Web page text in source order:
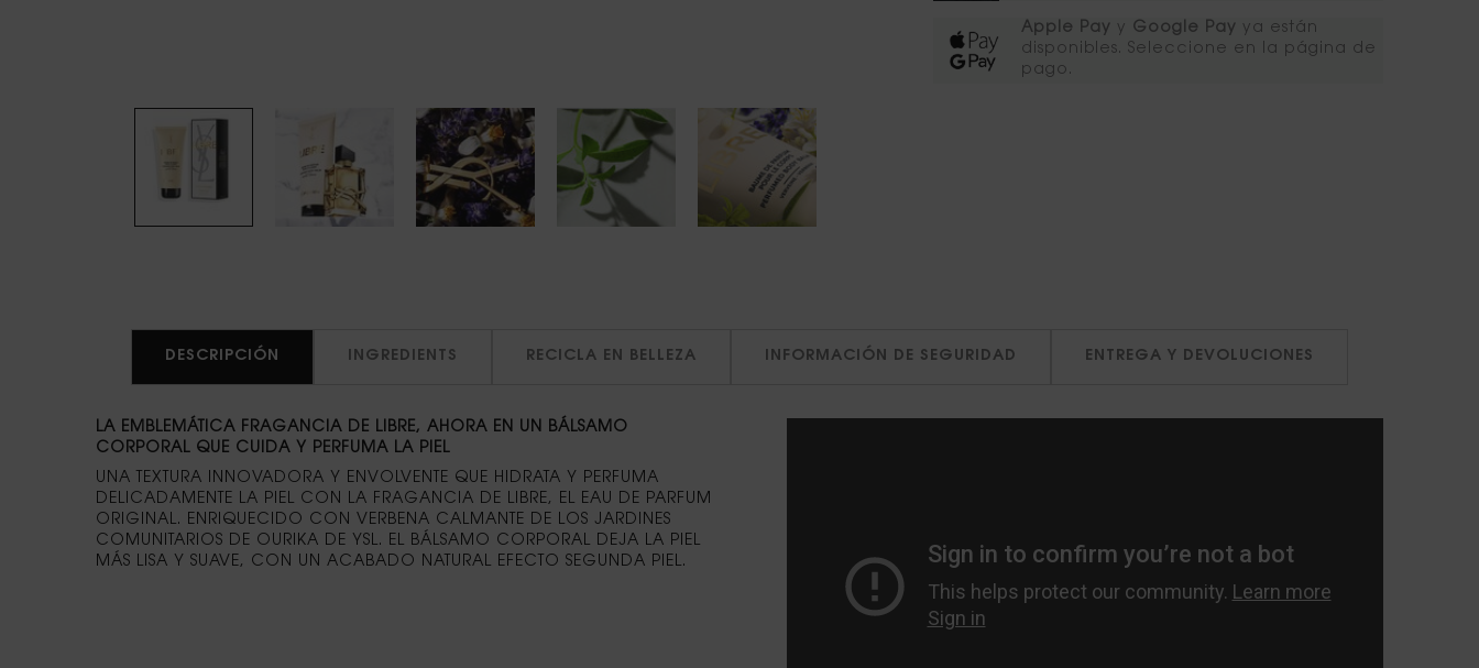
Apple Pay y Google Pay ya están
disponibles. Seleccione en la página de
pago.​
DESCRIPCIÓN INGREDIENTS RECICLA EN BELLEZA INFORMACIÓN DE SEGURIDAD ENTREGA Y DEVOLUCIONES
LA EMBLEMÁTICA FRAGANCIA DE LIBRE, AHORA EN UN BÁLSAMO
CORPORAL QUE CUIDA Y PERFUMA LA PIEL
UNA TEXTURA INNOVADORA Y ENVOLVENTE QUE HIDRATA Y PERFUMA
DELICADAMENTE LA PIEL CON LA FRAGANCIA DE LIBRE, EL EAU DE PARFUM
ORIGINAL. ENRIQUECIDO CON VERBENA CALMANTE DE LOS JARDINES
COMUNITARIOS DE OURIKA DE YSL. EL BÁLSAMO CORPORAL DEJA LA PIEL
MÁS LISA Y SUAVE, CON UN ACABADO NATURAL EFECTO SEGUNDA PIEL.